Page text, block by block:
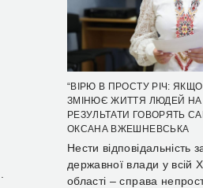
“ВІРЮ В ПРОСТУ РІЧ:
ЗМІНЮЄ ЖИТТЯ ЛЮДЕЙ НА
РЕЗУЛЬТАТИ ГОВОРЯТЬ
ОКСАНА ВЖЕШНЕВСЬКА
Нести відповідальність
державної влади у всій
області – справа